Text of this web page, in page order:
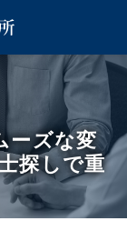
ーズな変
探しで重